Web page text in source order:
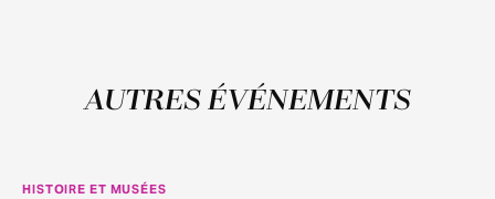
AUTRES ÉVÉNEMENTS
HISTOIRE ET MUSÉES